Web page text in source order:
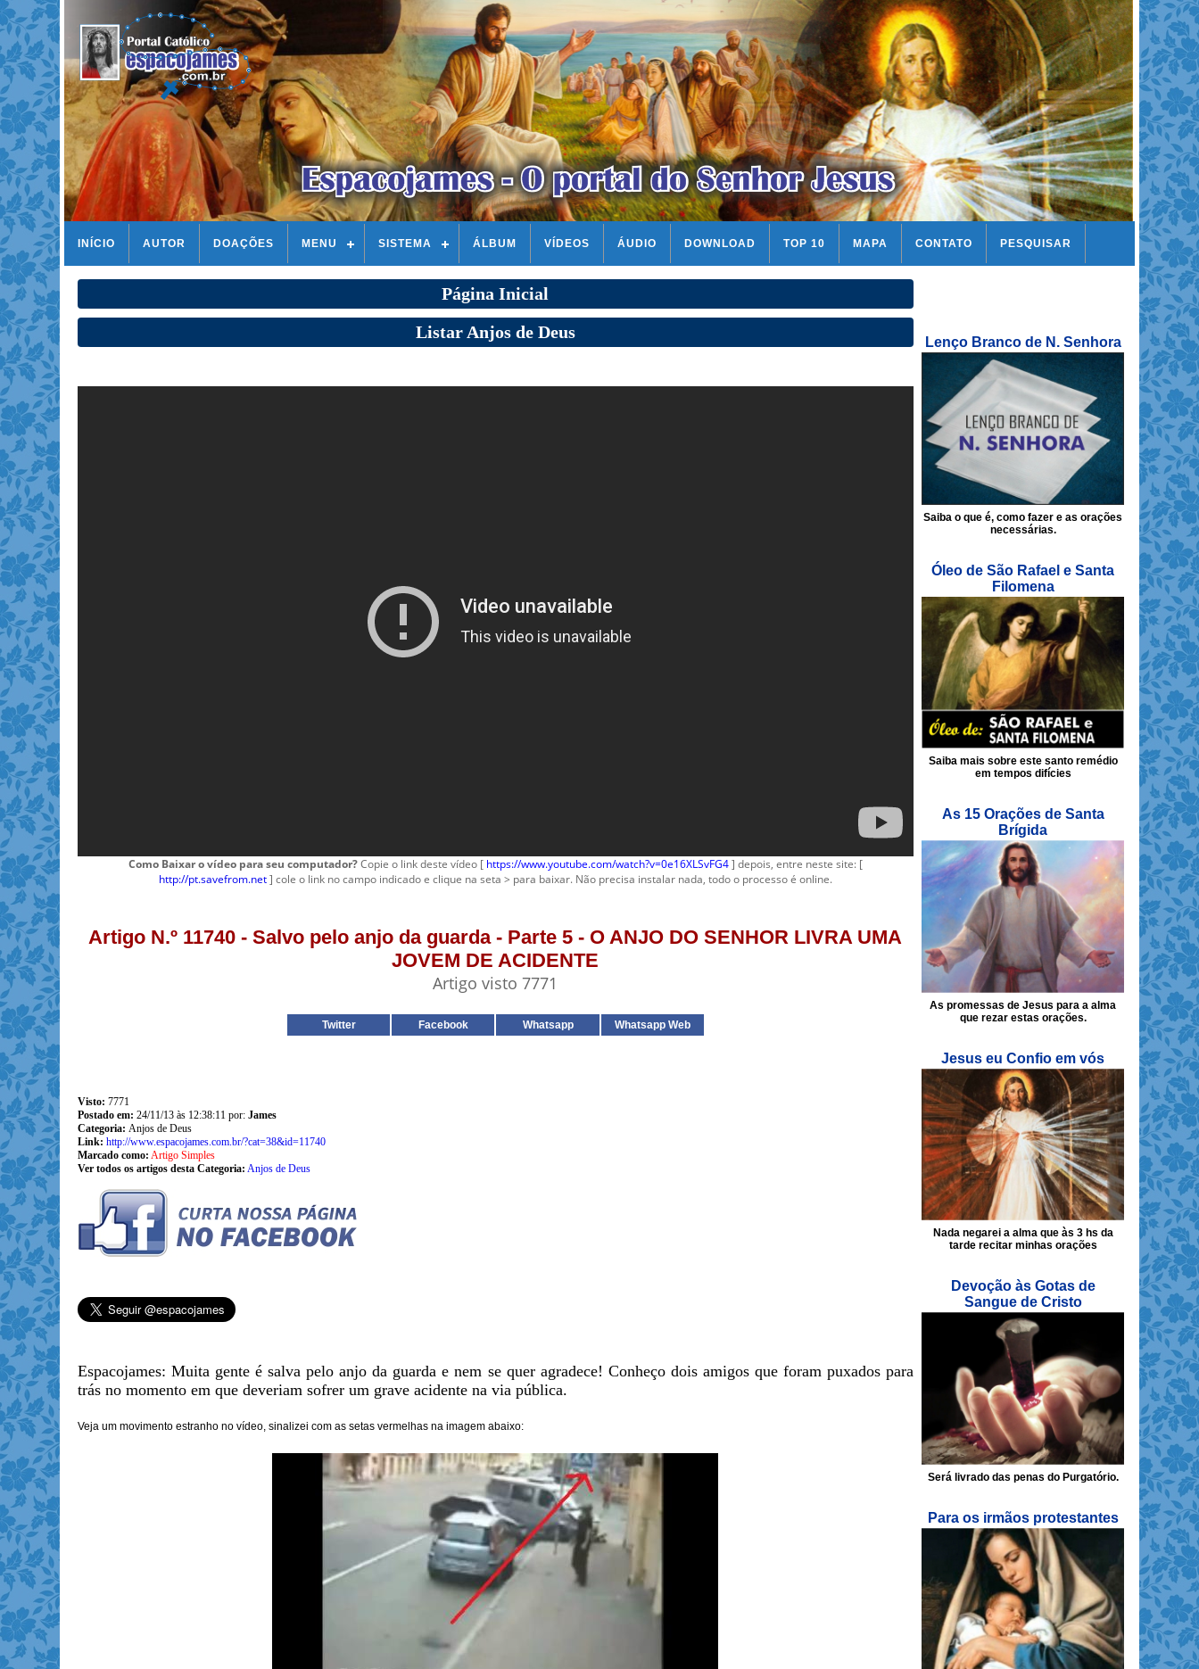
INÍCIO AUTOR DOAÇÕES MENU SISTEMA ÁLBUM VÍDEOS ÁUDIO DOWNLOAD TOP 10 MAPA CONTATO PESQUISAR
Página Inicial
Listar Anjos de Deus
Como Baixar o vídeo para seu computador?Copie o link deste vídeo [https://www.youtube.com/watch?v=0e16XLSvFG4] depois, entre neste site: [
http://pt.savefrom.net] cole o link no campo indicado e clique na seta > para baixar. Não precisa instalar nada, todo o processo é online.
Artigo N.º 11740 - Salvo pelo anjo da guarda - Parte 5 - O ANJO DO SENHOR LIVRA UMA
JOVEM DE ACIDENTE
Artigo visto 7771
Twitter Facebook Whatsapp Whatsapp Web
Visto: 7771
Postado em: 24/11/13 às 12:38:11 por: James
Categoria: Anjos de Deus
Link: http://www.espacojames.com.br/?cat=38&id=11740
Marcado como: Artigo Simples
Ver todos os artigos desta Categoria: Anjos de Deus
Espacojames: Muita gente é salva pelo anjo da guarda e nem se quer agradece! Conheço dois amigos que foram puxados para
trás no momento em que deveriam sofrer um grave acidente na via pública.
Veja um movimento estranho no vídeo, sinalizei com as setas vermelhas na imagem abaixo:
Lenço Branco de N. Senhora
Saiba o que é, como fazer e as orações
necessárias.
Óleo de São Rafael e Santa
Filomena
Saiba mais sobre este santo remédio
em tempos difícies
As 15 Orações de Santa
Brígida
As promessas de Jesus para a alma
que rezar estas orações.
Jesus eu Confio em vós
Nada negarei a alma que às 3 hs da
tarde recitar minhas orações
Devoção às Gotas de
Sangue de Cristo
Será livrado das penas do Purgatório.
Para os irmãos protestantes